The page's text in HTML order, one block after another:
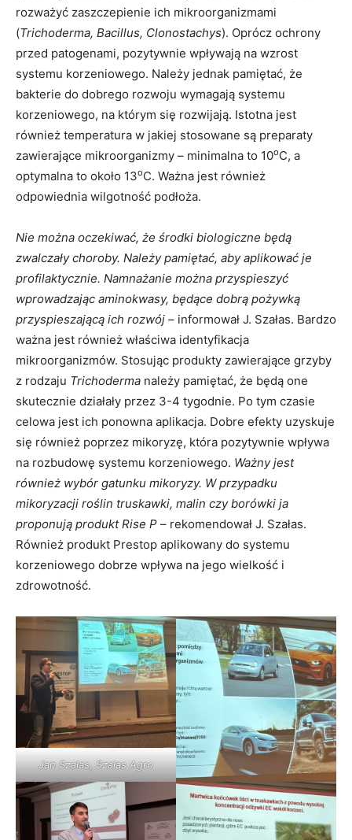
rozważyć zaszczepienie ich mikroorganizmami
(Trichoderma, Bacillus, Clonostachys). Oprócz ochrony
przed patogenami, pozytywnie wpływają na wzrost
systemu korzeniowego. Należy jednak pamiętać, że
bakterie do dobrego rozwoju wymagają systemu
korzeniowego, na którym się rozwijają. Istotna jest
również temperatura w jakiej stosowane są preparaty
zawierające mikroorganizmy – minimalna to 10oC, a
optymalna to około 13oC. Ważna jest również
odpowiednia wilgotność podłoża.
Nie można oczekiwać, że środki biologiczne będą
zwalczały choroby. Należy pamiętać, aby aplikować je
profilaktycznie. Namnażanie można przyspieszyć
wprowadzając aminokwasy, będące dobrą pożywką
przyspieszającą ich rozwój – informował J. Szałas. Bardzo
ważna jest również właściwa identyfikacja
mikroorganizmów. Stosując produkty zawierające grzyby
z rodzaju Trichoderma należy pamiętać, że będą one
skutecznie działały przez 3-4 tygodnie. Po tym czasie
celowa jest ich ponowna aplikacja. Dobre efekty uzyskuje
się również poprzez mikoryzę, która pozytywnie wpływa
na rozbudowę systemu korzeniowego. Ważny jest
również wybór gatunku mikoryzy. W przypadku
mikoryzacji roślin truskawki, malin czy borówki ja
proponują produkt Rise P – rekomendował J. Szałas.
Również produkt Prestop aplikowany do systemu
korzeniowego dobrze wpływa na jego wielkość i
zdrowotność.
Jan Szałas, Szałas Agro